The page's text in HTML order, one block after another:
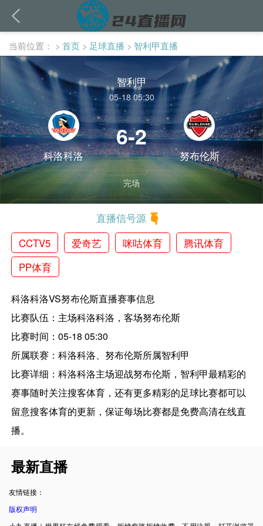
当前位置： > 首页 > 足球直播 > 智利甲直播
智利甲
05-18 05:30
科洛科洛
6-2
努布伦斯
完场
直播信号源
CCTV5
爱奇艺 咪咕体育
腾讯体育
PP体育
科洛科洛VS努布伦斯直播赛事信息
比赛队伍：主场科洛科洛，客场努布伦斯
比赛时间：05-18 05:30
所属联赛：科洛科洛、努布伦斯所属智利甲
比赛详细：科洛科洛主场迎战努布伦斯，智利甲最精彩的
赛事随时关注搜客体育，还有更多精彩的足球比赛都可以
留意搜客体育的更新，保证每场比赛都是免费高清在线直
播。
最新直播
友情链接：
版权声明